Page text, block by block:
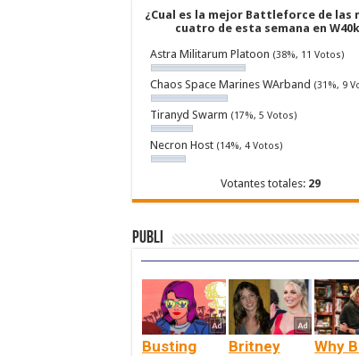
¿Cual es la mejor Battleforce de las
cuatro de esta semana en
Astra Militarum Platoon (38%, 11 Votos)
Chaos Space Marines WArband (31%, 9
Tiranyd Swarm (17%, 5 Votos)
Necron Host (14%, 4 Votos)
Votantes totales: 29
Publi
Busting
Britney
Why